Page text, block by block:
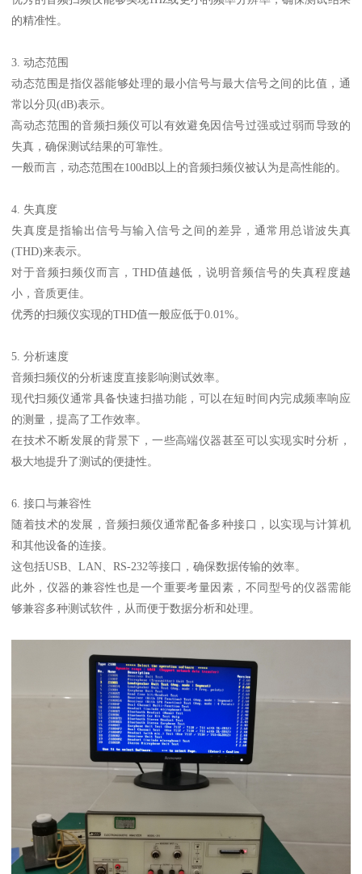
的精准性。
3. 动态范围
动态范围是指仪器能够处理的最小信号与最大信号之间的比值，通
常以分贝(dB)表示。
高动态范围的音频扫频仪可以有效避免因信号过强或过弱而导致的
失真，确保测试结果的可靠性。
一般而言，动态范围在100dB以上的音频扫频仪被认为是高性能的。
4. 失真度
失真度是指输出信号与输入信号之间的差异，通常用总谐波失真
(THD)来表示。
对于音频扫频仪而言，THD值越低，说明音频信号的失真程度越
小，音质更佳。
优秀的扫频仪实现的THD值一般应低于0.01%。
5. 分析速度
音频扫频仪的分析速度直接影响测试效率。
现代扫频仪通常具备快速扫描功能，可以在短时间内完成频率响应
的测量，提高了工作效率。
在技术不断发展的背景下，一些高端仪器甚至可以实现实时分析，
极大地提升了测试的便捷性。
6. 接口与兼容性
随着技术的发展，音频扫频仪通常配备多种接口，以实现与计算机
和其他设备的连接。
这包括USB、LAN、RS-232等接口，确保数据传输的效率。
此外，仪器的兼容性也是一个重要考量因素，不同型号的仪器需能
够兼容多种测试软件，从而便于数据分析和处理。